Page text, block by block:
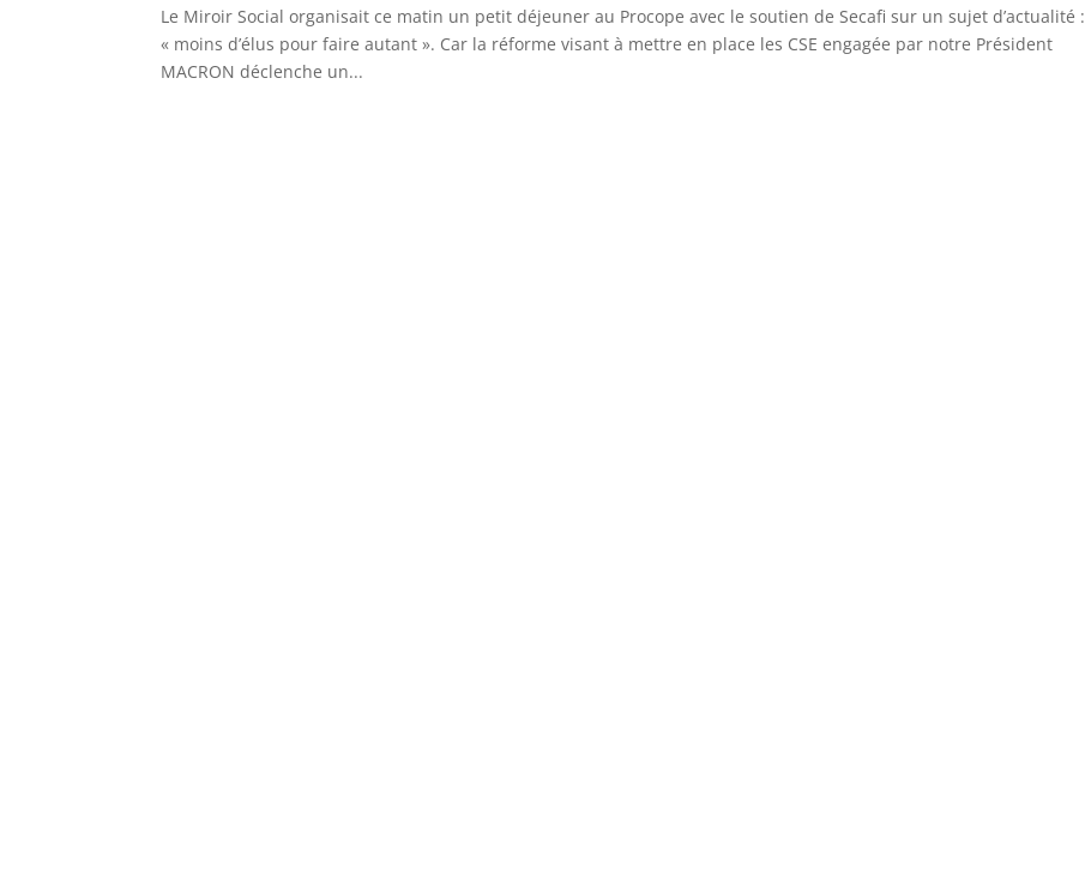
Le Miroir Social organisait ce matin un petit déjeuner au Procope avec le soutien de Secafi sur un sujet d’actualité :
« moins d’élus pour faire autant ». Car la réforme visant à mettre en place les CSE engagée par notre Président
MACRON déclenche un...